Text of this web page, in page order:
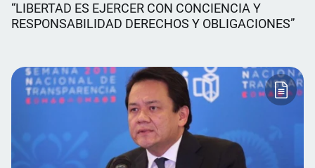
“LIBERTAD ES EJERCER CON CONCIENCIA Y
RESPONSABILIDAD DERECHOS Y OBLIGACIONES”